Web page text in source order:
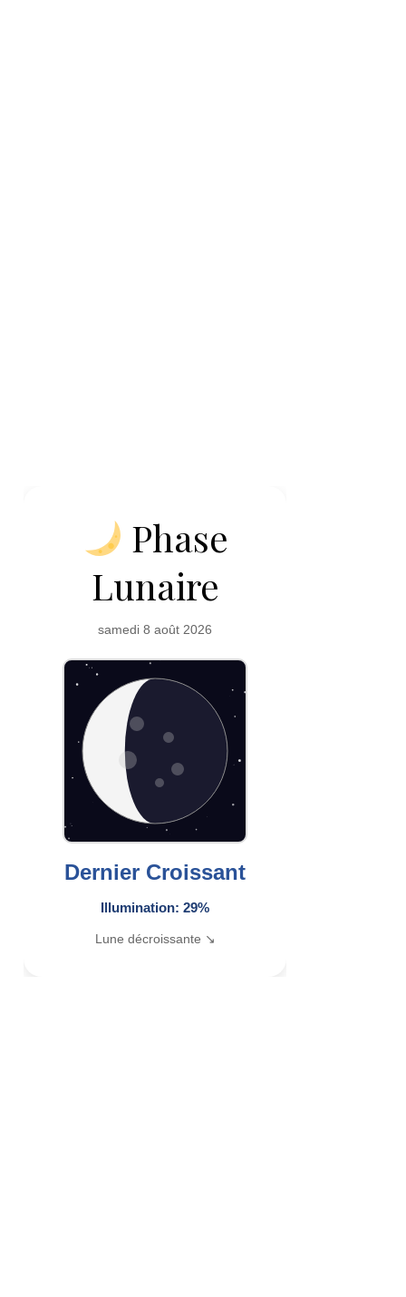
Phase
Lunaire
samedi 8 août 2026
Dernier Croissant
Illumination: 29%
Lune décroissante ↘